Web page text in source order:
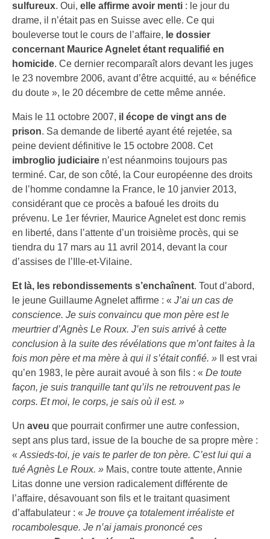
sulfureux. Oui, elle affirme avoir menti : le jour du
drame, il n’était pas en Suisse avec elle. Ce qui
bouleverse tout le cours de l’affaire, le dossier
concernant Maurice Agnelet étant requalifié en
homicide. Ce dernier recomparaît alors devant les juges
le 23 novembre 2006, avant d’être acquitté, au « bénéfice
du doute », le 20 décembre de cette même année.
Mais le 11 octobre 2007, il écope de vingt ans de
prison. Sa demande de liberté ayant été rejetée, sa
peine devient définitive le 15 octobre 2008. Cet
imbroglio judiciaire n’est néanmoins toujours pas
terminé. Car, de son côté, la Cour européenne des droits
de l’homme condamne la France, le 10 janvier 2013,
considérant que ce procès a bafoué les droits du
prévenu. Le 1er février, Maurice Agnelet est donc remis
en liberté, dans l’attente d’un troisième procès, qui se
tiendra du 17 mars au 11 avril 2014, devant la cour
d’assises de l’Ille-et-Vilaine.
Et là, les rebondissements s’enchaînent. Tout d’abord,
le jeune Guillaume Agnelet affirme : « J’ai un cas de
conscience. Je suis convaincu que mon père est le
meurtrier d’Agnès Le Roux. J’en suis arrivé à cette
conclusion à la suite des révélations que m’ont faites à la
fois mon père et ma mère à qui il s’était confié. » Il est vrai
qu’en 1983, le père aurait avoué à son fils : « De toute
façon, je suis tranquille tant qu’ils ne retrouvent pas le
corps. Et moi, le corps, je sais où il est. »
Un aveu que pourrait confirmer une autre confession,
sept ans plus tard, issue de la bouche de sa propre mère :
« Assieds-toi, je vais te parler de ton père. C’est lui qui a
tué Agnès Le Roux. » Mais, contre toute attente, Annie
Litas donne une version radicalement différente de
l’affaire, désavouant son fils et le traitant quasiment
d’affabulateur : « Je trouve ça totalement irréaliste et
rocambolesque. Je n’ai jamais prononcé ces